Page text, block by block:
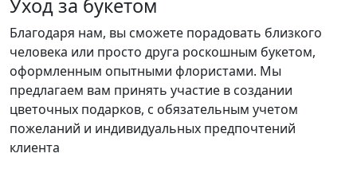
Уход за букетом
Благодаря нам, вы сможете порадовать близкого
человека или просто друга роскошным букетом,
оформленным опытными флористами. Мы
предлагаем вам принять участие в создании
цветочных подарков, с обязательным учетом
пожеланий и индивидуальных предпочтений
клиента